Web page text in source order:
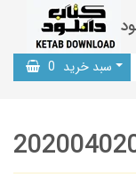
سبد خرید 0